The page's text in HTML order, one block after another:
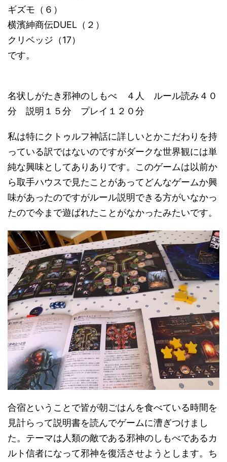
ギズモ（６）
横濱紳商伝DUEL（２）
クリベッジ（17）
です。
名状しがたき邪神のしもべ ４人 ルール読み４０
分 説明１５分 プレイ１２０分
私は特にクトゥルフ神話に詳しいとかこだわりを持
っている訳ではないのですがダークな世界観には単
純な興味としてありありです。このゲームは以前か
ら取手ハウスで見たことがあってどんなゲームか興
味があったのですがルール説明できる方がいなかっ
たので今まで遊ばれたことがなかったみたいです。
合宿ということで皆が朝ごはんを食べている時間を
見計らって説明書を読んでゲームに漕ぎつけまし
た。テーマは人類の敵である邪神のしもべであるカ
ルト信者になって邪神を復活させようとします。ち